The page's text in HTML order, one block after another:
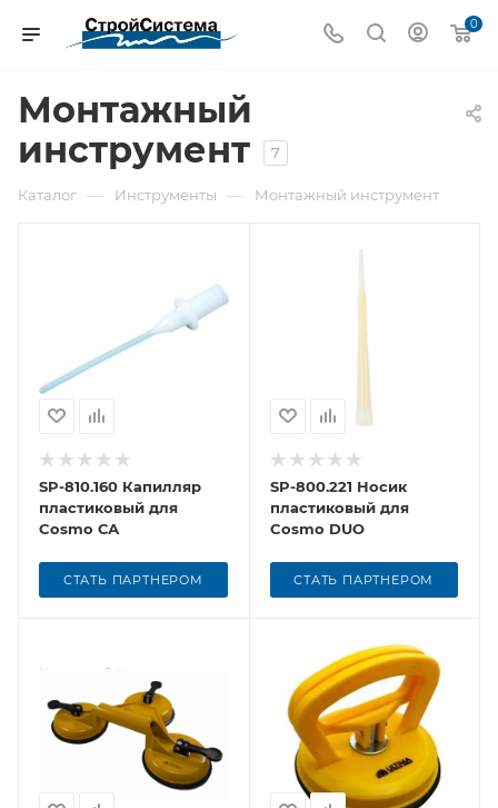
0
Монтажный
инструмент
7
Каталог — Инструменты — Монтажный инструмент
SP-810.160 Капилляр
пластиковый для
Cosmo СА
СТАТЬ ПАРТНЕРОМ
SP-800.221 Носик
пластиковый для
Cosmo DUO
СТАТЬ ПАРТНЕРОМ